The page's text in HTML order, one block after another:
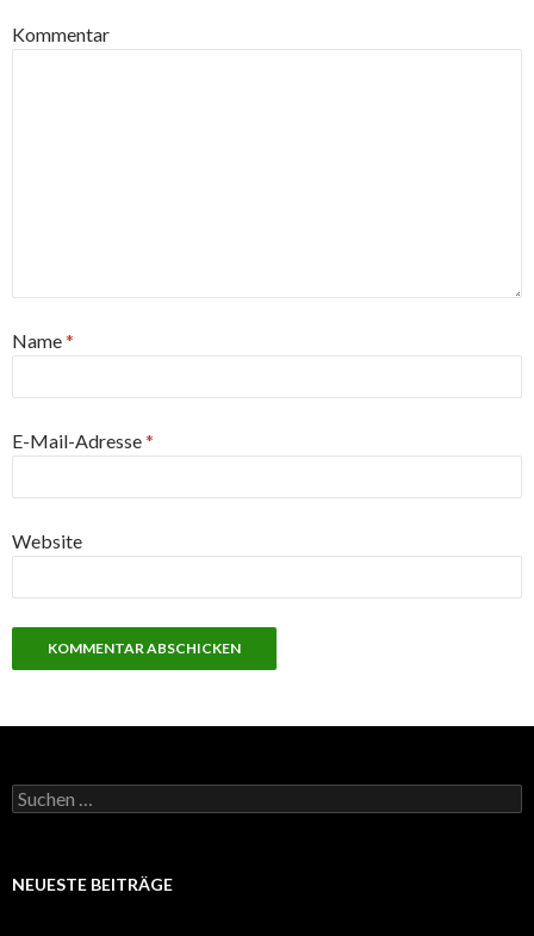
Kommentar
Name*
E-Mail-Adresse*
Website
S
u
e
NEUESTE BEITRÄGE